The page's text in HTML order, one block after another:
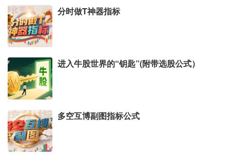
分时做T神器指标
进入牛股世界的“钥匙”(附带选股公式）
多空互博副图指标公式